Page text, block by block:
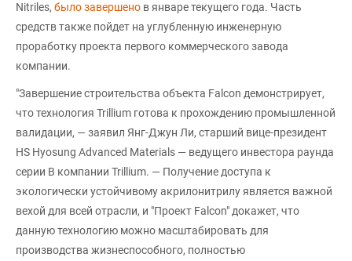
Nitriles, было завершено в январе текущего года. Часть
средств также пойдет на углубленную инженерную
проработку проекта первого коммерческого завода
компании.
"Завершение строительства объекта Falcon демонстрирует,
что технология Trillium готова к прохождению промышленной
валидации, — заявил Янг-Джун Ли, старший вице-президент
HS Hyosung Advanced Materials — ведущего инвестора раунда
серии B компании Trillium. — Получение доступа к
экологически устойчивому акрилонитрилу является важной
вехой для всей отрасли, и "Проект Falcon" докажет, что
данную технологию можно масштабировать для
производства жизнеспособного, полностью